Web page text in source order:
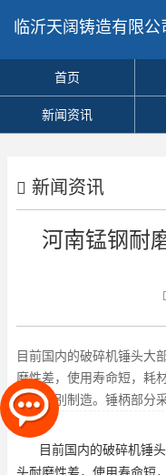
临沂天阔铸造有限公
首页
新闻资讯
新闻资讯
河南锰钢耐
目前国内的破碎机锤头大
磨性差，使用寿命短，耗
锤端分别制造。锤柄部分
性，锤头部分采用高铬铸铁
目前国内的破碎机锤
头耐磨性差，使用寿命短